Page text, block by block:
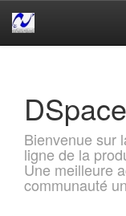
Bienvenue sur
ligne de la
Une meilleure
communauté